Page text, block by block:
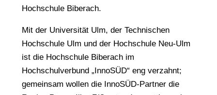
Hochschule Biberach.
Mit der Universität Ulm, der Technischen
Hochschule Ulm und der Hochschule Neu-Ulm
ist die Hochschule Biberach im
Hochschulverbund „InnoSÜD“ eng verzahnt;
gemeinsam wollen die InnoSÜD-Partner die